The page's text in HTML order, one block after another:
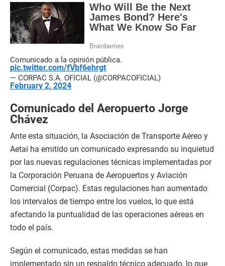
Comunicado a la opinión pública.
pic.twitter.com/fVbf6ehrgt
— CORPAC S.A. OFICIAL (@CORPACOFICIAL)
February 2, 2024
Comunicado del Aeropuerto Jorge
Chávez
Ante esta situación, la Asociación de Transporte Aéreo y
Aetai ha emitido un comunicado expresando su inquietud
por las nuevas regulaciones técnicas implementadas por
la Corporación Peruana de Aeropuertos y Aviación
Comercial (Corpac). Estas regulaciones han aumentado
los intervalos de tiempo entre los vuelos, lo que está
afectando la puntualidad de las operaciones aéreas en
todo el país.
Según el comunicado, estas medidas se han
implementado sin un respaldo técnico adecuado, lo que